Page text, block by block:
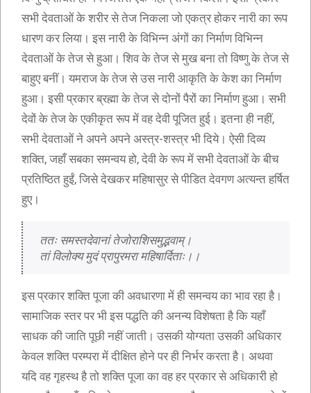
सभी देवताओं के शरीर से तेज निकला जो एकत्र होकर नारी का रूप
धारण कर लिया। इस नारी के विभिन्न अंगों का निर्माण विभिन्न
देवताओं के तेज से हुआ। शिव के तेज से मुख बना तो विष्णु के तेज से
बाहुए बनीं। यमराज के तेज से उस नारी आकृति के केश का निर्माण
हुआ। इसी प्रकार ब्रह्मा के तेज से दोनों पैरों का निर्माण हुआ। सभी
देवों के तेज के एकीकृत रूप में वह देवी पूजित हुई। इतना ही नहीं,
सभी देवताओं ने अपने अपने अस्त्र-शस्त्र भी दिये। ऐसी दिव्य
शक्ति, जहाँ सबका समन्वय हो, देवी के रूप में सभी देवताओं के बीच
प्रतिष्ठित हुईं, जिसे देखकर महिषासुर से पीडित देवगण अत्यन्त हर्षित
हुए।
ततः समस्तदेवानां तेजोराशिसमुद्भवाम्।
तां विलोक्य मुदं प्रापुरमरा महिषार्दिताः।।
इस प्रकार शक्ति पूजा की अवधारणा में ही समन्वय का भाव रहा है।
सामाजिक स्तर पर भी इस पद्धति की अनन्य विशेषता है कि यहाँ
साधक की जाति पूछी नहीं जाती। उसकी योग्यता उसकी अधिकार
केवल शक्ति परम्परा में दीक्षित होने पर ही निर्भर करता है। अथवा
यदि वह गृहस्थ है तो शक्ति पूजा का वह हर प्रकार से अधिकारी हो